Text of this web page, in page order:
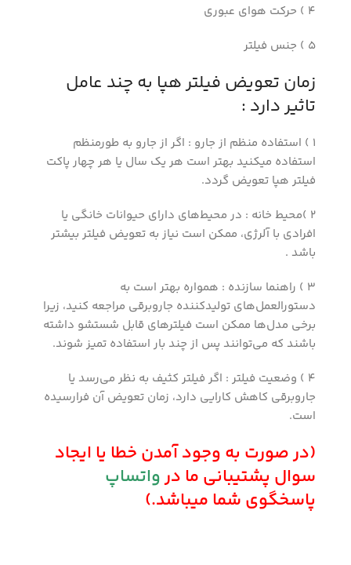
4 ) حرکت هوای عبوری
5 ) جنس فیلتر
زمان تعویض فیلتر هپا به چند عامل
تاثیر دارد :
1 ) استفاده منظم از جارو : اگر از جارو به طورمنظم
استفاده میکنید بهتر است هر یک سال یا هر چهار پاکت
فیلتر هپا تعویض گردد.
2 )محیط خانه : در محیط‌های دارای حیوانات خانگی یا
افرادی با آلرژی، ممکن است نیاز به تعویض فیلتر بیشتر
باشد .
3 ) راهنما سازنده : همواره بهتر است به
دستورالعمل‌های تولیدکننده جاروبرقی مراجعه کنید، زیرا
برخی مدل‌ها ممکن است فیلترهای قابل شستشو داشته
باشند که می‌توانند پس از چند بار استفاده تمیز شوند.
4 ) وضعیت فیلتر : اگر فیلتر کثیف به نظر می‌رسد یا
جاروبرقی کاهش کارایی دارد، زمان تعویض آن فرارسیده
است.
(در صورت به وجود آمدن خطا یا ایجاد
سوال پشتیبانی ما درواتساپ
پاسخگوی شما میباشد.)